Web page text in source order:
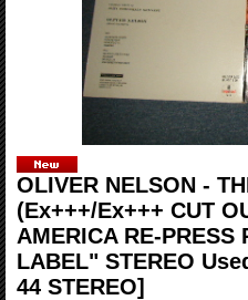
OLIVER NELSON -
(Ex+++/Ex+++ CUT
AMERICA RE-PRESS
LABEL" STEREO
44 STEREO]